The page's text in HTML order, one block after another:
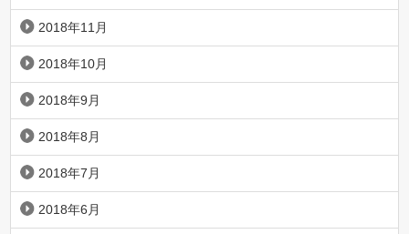
2018年11月
2018年10月
2018年9月
2018年8月
2018年7月
2018年6月